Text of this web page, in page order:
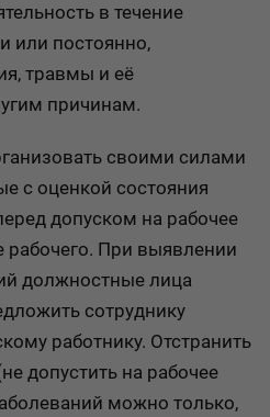
в течение
или постоянно,
травмы и её
причинам.
своими силами
с оценкой состояния
допуском на рабочее
рабочего. При выявлении
должностные лица
сотруднику
работнику. Отстранить
допустить на рабочее
можно только,